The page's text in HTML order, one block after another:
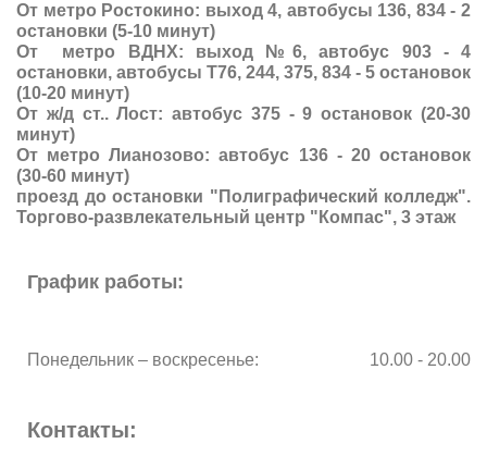
От метро Ростокино: выход 4, автобусы 136, 834 - 2
остановки (5-10 минут)
От метро ВДНХ: выход №6, автобус 903 - 4
остановки, автобусы Т76, 244, 375, 834 - 5 остановок
(10-20 минут)
От ж/д ст.. Лост: автобус 375 - 9 остановок (20-30
минут)
От метро Лианозово: автобус 136 - 20 остановок
(30-60 минут)
проезд до остановки "Полиграфический колледж".
Торгово-развлекательный центр "Компас", 3 этаж
График работы:
Понедельник – воскресенье: 10.00 - 20.00
Контакты: